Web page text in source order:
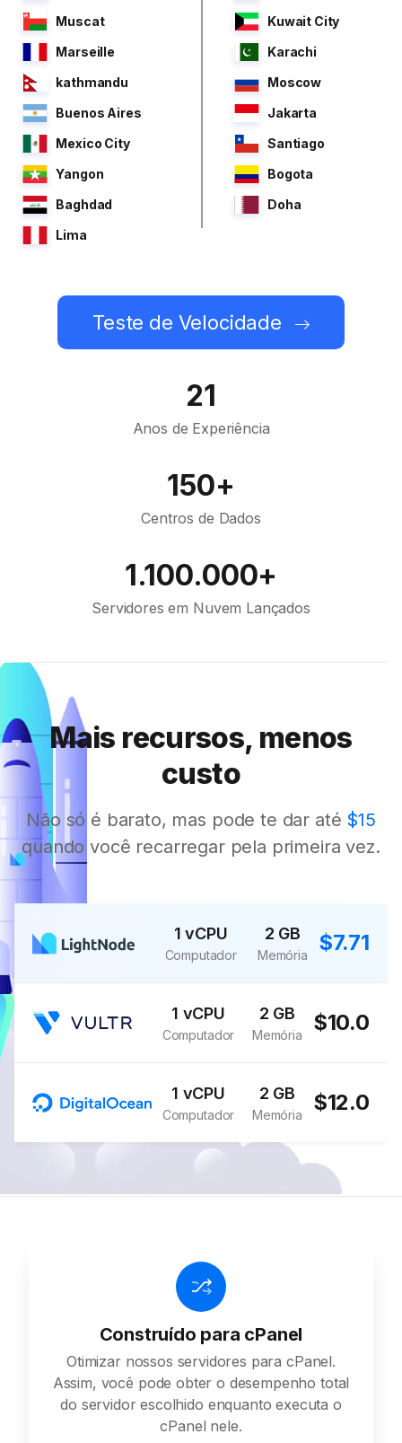
Muscat
Kuwait City
Marseille
Karachi
kathmandu
Moscow
Buenos Aires
Jakarta
Mexico City
Santiago
Yangon
Bogota
Baghdad
Doha
Lima
Teste de Velocidade
21
Anos de Experiência
150+
Centros de Dados
1.100.000+
Servidores em Nuvem Lançados
Mais recursos, menos
custo
Não só é barato, mas pode te dar até $15
quando você recarregar pela primeira vez.
1 vCPU
Computador
2 GB
Memória $7.71
1 vCPU
Computador
2 GB
Memória $10.0
1 vCPU
Computador
2 GB
Memória $12.0
Construído para cPanel
Otimizar nossos servidores para cPanel.
Assim, você pode obter o desempenho total
do servidor escolhido enquanto executa o
cPanel nele.